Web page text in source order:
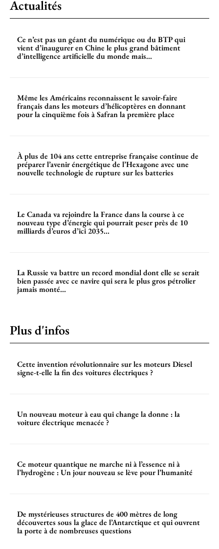
Actualités
Ce n’est pas un géant du numérique ou du BTP qui
vient d’inaugurer en Chine le plus grand bâtiment
d’intelligence artificielle du monde mais...
Même les Américains reconnaissent le savoir-faire
français dans les moteurs d’hélicoptères en donnant
pour la cinquième fois à Safran la première place
À plus de 104 ans cette entreprise française continue de
préparer l’avenir énergétique de l’Hexagone avec une
nouvelle technologie de rupture sur les batteries
Le Canada va rejoindre la France dans la course à ce
nouveau type d’énergie qui pourrait peser près de 10
milliards d’euros d’ici 2035...
La Russie va battre un record mondial dont elle se serait
bien passée avec ce navire qui sera le plus gros pétrolier
jamais monté...
Plus d'infos
Cette invention révolutionnaire sur les moteurs Diesel
signe-t-elle la fin des voitures électriques ?
Un nouveau moteur à eau qui change la donne : la
voiture électrique menacée ?
Ce moteur quantique ne marche ni à l’essence ni à
l’hydrogène : Un jour nouveau se lève pour l’humanité
De mystérieuses structures de 400 mètres de long
découvertes sous la glace de l’Antarctique et qui ouvrent
la porte à de nombreuses questions